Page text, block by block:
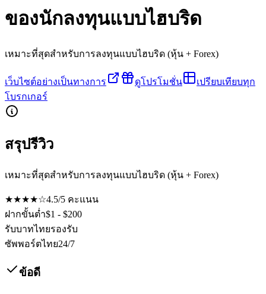
ของนักลงทุนแบบไฮบริด
เหมาะที่สุดสำหรับการลงทุนแบบไฮบริด (หุ้น + Forex)
เว็บไซต์อย่างเป็นทางการ ดูโปรโมชั่น
เปรียบเทียบทุก
โบรกเกอร์
สรุปรีวิว
เหมาะที่สุดสำหรับการลงทุนแบบไฮบริด (หุ้น + Forex)
★★★★☆4.5/5 คะแนน
ฝากขั้นต่ำ$1 - $200
รับบาทไทยรองรับ
ซัพพอร์ตไทย24/7
ข้อดี